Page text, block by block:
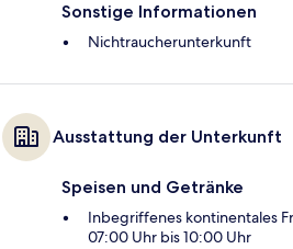
Sonstige Informationen
Nichtraucherunterkunft
Ausstattung der Unterkunft
Speisen und Getränke
Inbegriffenes kontinentales
07:00 Uhr bis 10:00 Uhr